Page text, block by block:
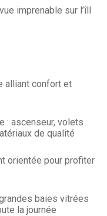
imprenable sur l’îll
alliant confort et
: ascenseur, volets
de qualité
orientée pour profiter
baies vitrées
la journée